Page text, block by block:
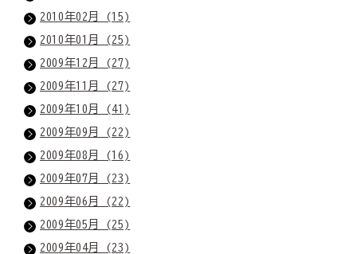
2010年02月 (15)
2010年01月 (25)
2009年12月 (27)
2009年11月 (27)
2009年10月 (41)
2009年09月 (22)
2009年08月 (16)
2009年07月 (23)
2009年06月 (22)
2009年05月 (25)
2009年04月 (23)